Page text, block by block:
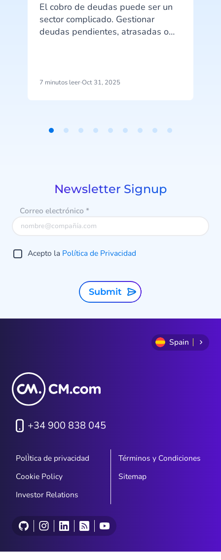
El cobro de deudas puede ser un
sector complicado. Gestionar
deudas pendientes, atrasadas o
Además, el sector arrastra un
o poco accesibles. Pero ¿cómo
7 minutos leer·Oct 31, 2025
Newsletter Signup
Correo electrónico *
Acepto la Política de Privacidad
Submit
Spain
+34 900 838 045
PolÌtica de privacidad
Términos y Condiciones
Cookie Policy
Sitemap
Investor Relations